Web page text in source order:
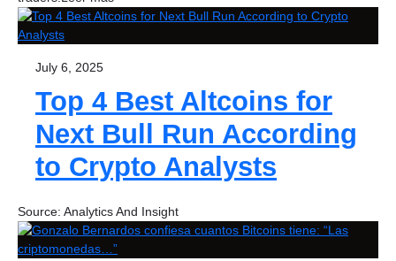
July 6, 2025
Top 4 Best Altcoins for
Next Bull Run According
to Crypto Analysts
Source: Analytics And Insight